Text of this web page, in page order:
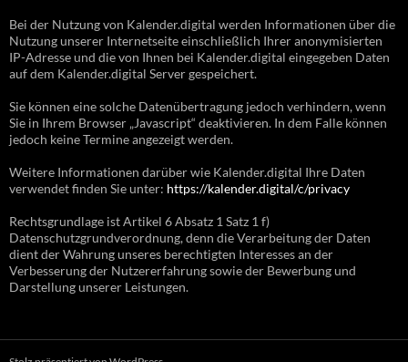
Bei der Nutzung von Kalender.digital werden Informationen über die
Nutzung unserer Internetseite einschließlich Ihrer anonymisierten
IP-Adresse und die von Ihnen bei Kalender.digital eingegeben Daten
auf dem Kalender.digital Server gespeichert.
Sie können eine solche Datenübertragung jedoch verhindern, wenn
Sie in Ihrem Browser „Javascript“ deaktivieren. In dem Falle können
jedoch keine Termine angezeigt werden.
Weitere Informationen darüber wie Kalender.digital Ihre Daten
verwendet finden Sie unter: https://kalender.digital/c/privacy
Rechtsgrundlage ist Artikel 6 Absatz 1 Satz 1 f)
Datenschutzgrundverordnung, denn die Verarbeitung der Daten
dient der Wahrung unseres berechtigten Interesses an der
Verbesserung der Nutzererfahrung sowie der Bewerbung und
Darstellung unserer Leistungen.